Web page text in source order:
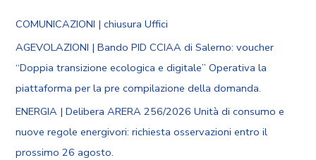
COMUNICAZIONI | chiusura Uffici
AGEVOLAZIONI | Bando PID CCIAA di Salerno: voucher
“Doppia transizione ecologica e digitale” Operativa la
piattaforma per la pre compilazione della domanda.
ENERGIA | Delibera ARERA 256/2026 Unità di consumo e
nuove regole energivori: richiesta osservazioni entro il
prossimo 26 agosto.